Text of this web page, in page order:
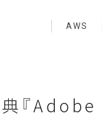
AWS
『